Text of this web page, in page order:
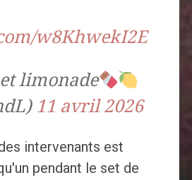
w8KhwekI2E
limonade
11 avril 2026
intervenants est
pendant le set de